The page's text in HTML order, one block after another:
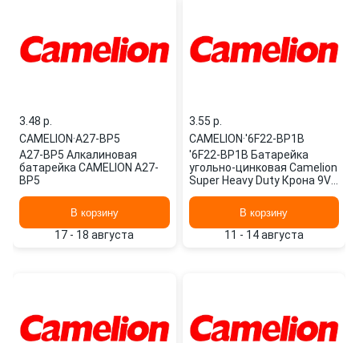
3.48 p.
CAMELION·A27-BP5
A27-BP5 Алкалиновая
батарейка CAMELION A27-
BP5
В корзину
17 - 18 августа
3.55 p.
CAMELION·'6F22-BP1B
'6F22-BP1B Батарейка
угольно-цинковая Camelion
Super Heavy Duty Крона 9V
В корзину
11 - 14 августа